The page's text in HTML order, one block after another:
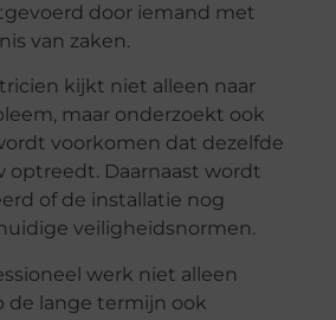
door iemand met
van zaken.
kijkt niet alleen naar
maar onderzoekt ook
voorkomen dat dezelfde
optreedt. Daarnaast wordt
of de installatie nog
veiligheidsnormen.
werk niet alleen
de lange termijn ook